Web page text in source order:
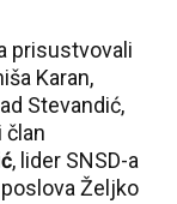
prisustvovali
Karan,
Stevandić,
član
, lider SNSD-a
Željko